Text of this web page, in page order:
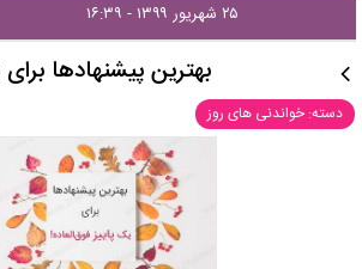
۲۵ شهریور ۱۳۹۹ - ۱۶:۳۹
بهترین پیشنهادها برای
دسته: خواندنی های روز